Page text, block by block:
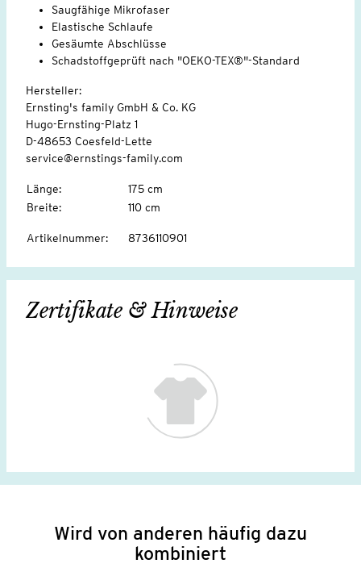
Saugfähige Mikrofaser
Elastische Schlaufe
Gesäumte Abschlüsse
Schadstoffgeprüft nach "OEKO-TEX®"-Standard
Hersteller:
Ernsting's family GmbH & Co. KG
Hugo-Ernsting-Platz 1
D-48653 Coesfeld-Lette
service@ernstings-family.com
Länge:
175 cm
Breite: 110 cm
Artikelnummer: 8736110901
Zertifikate & Hinweise
Wird von anderen häufig dazu
kombiniert